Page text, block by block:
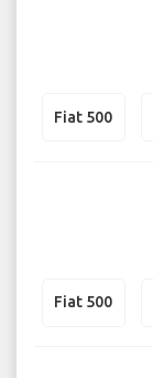
Fiat 500
Fiat 500